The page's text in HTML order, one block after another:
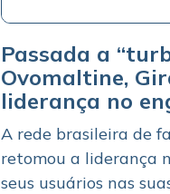
Passada a
Ovomaltine,
liderança no
A rede brasileira de
retomou a liderança
seus usuários nas